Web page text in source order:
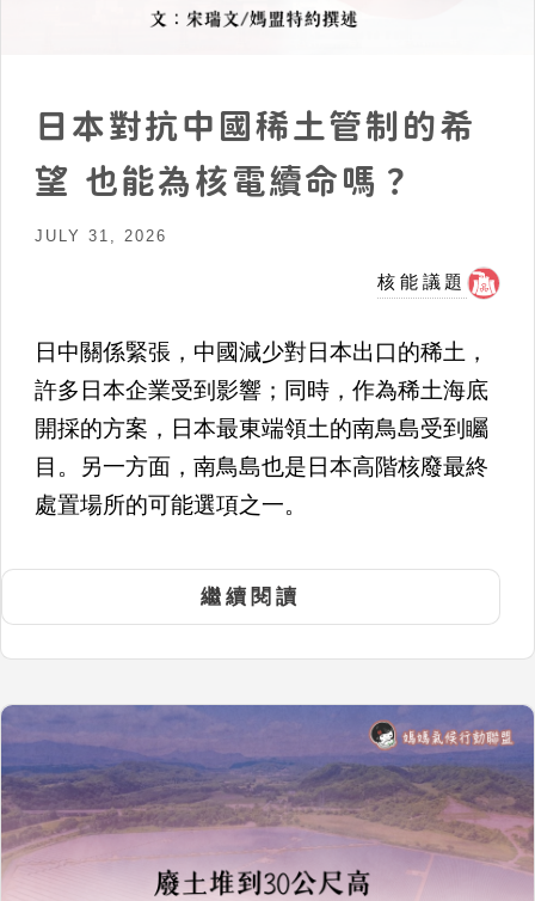
日本對抗中國稀土管制的希
望 也能為核電續命嗎？
JULY 31, 2026
核能議題
日中關係緊張，中國減少對日本出口的稀土，
許多日本企業受到影響；同時，作為稀土海底
開採的方案，日本最東端領土的南鳥島受到矚
目。另一方面，南鳥島也是日本高階核廢最終
處置場所的可能選項之一。
繼續閱讀